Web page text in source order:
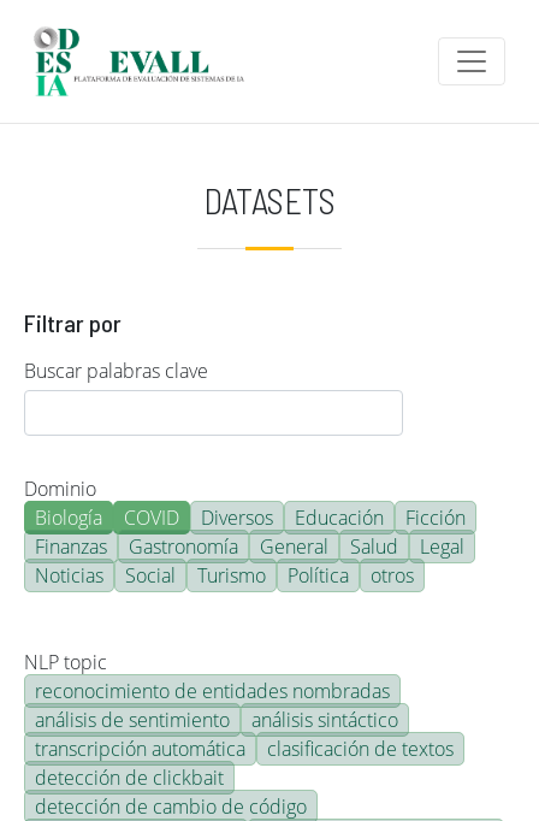
DATASETS
Filtrar por
Buscar palabras clave
Dominio
Biología
COVID Diversos Educación
Ficción
Finanzas
Gastronomía General Salud
Legal
Noticias
Social Turismo Política otros
NLP topic
reconocimiento de entidades nombradas
análisis de sentimiento
análisis sintáctico
transcripción automática
clasificación de textos
detección de clickbait
detección de cambio de código